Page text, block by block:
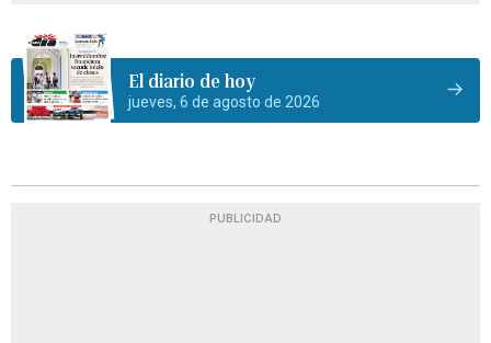
El diario de hoy
jueves, 6 de agosto de 2026
PUBLICIDAD